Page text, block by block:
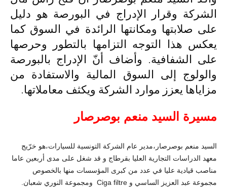
الشركة وقرار الإدراج في البورصة هو دليل
على صلابتها ومكانتها الرائدة في السوق كما
يعكس هذا التوجه التزامها بالتطور وحرصها
على الشفافية. وأضاف أنّ الإدراج بالبورصة
والولوج إلى السوق المالية والاستفادة من
مزاياها يعزز موارد الشركة ويكثف معاملاتها.
مسيرة السيد منعم بوصرصار
السيد منعم بوصرصار،مدير عام الشركة التونسية للسيارات،هو خرّيج
معهد الدراسات التجارية العليا بقرطاج و قد شغل على مدى أربعين عاما
مناصب قيادية عليا في عدد من كبرى المؤسسات منها بالخصوص
مجموعة عبد العزيز الساسي و Ciga filtre ومجموعة النوري شعبان.